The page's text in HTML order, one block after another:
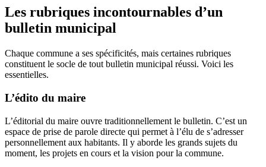
Les rubriques incontournables d’un
bulletin municipal
Chaque commune a ses spécificités, mais certaines rubriques
constituent le socle de tout bulletin municipal réussi. Voici les
essentielles.
L’édito du maire
L’éditorial du maire ouvre traditionnellement le bulletin. C’est un
espace de prise de parole directe qui permet à l’élu de s’adresser
personnellement aux habitants. Il y aborde les grands sujets du
moment, les projets en cours et la vision pour la commune.